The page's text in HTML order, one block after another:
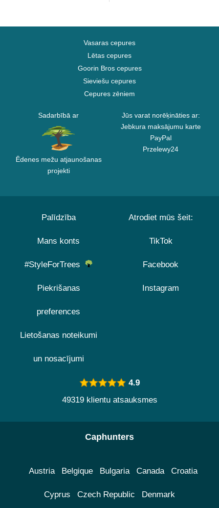
Vasaras cepures
Lētas cepures
Goorin Bros cepures
Sieviešu cepures
Cepures zēniem
Sadarbībā ar
Ēdenes mežu atjaunošanas
projekti
Jūs varat norēķināties ar:
Jebkura maksājumu karte
PayPal
Przelewy24
Palīdzība
Mans konts
#StyleForTrees
Piekrišanas
preferences
Lietošanas noteikumi
un nosacījumi
Atrodiet mūs šeit:
TikTok
Facebook
Instagram
4.9
49319 klientu atsauksmes
Caphunters
Austria Belgique Bulgaria Canada Croatia
Cyprus Czech Republic Denmark